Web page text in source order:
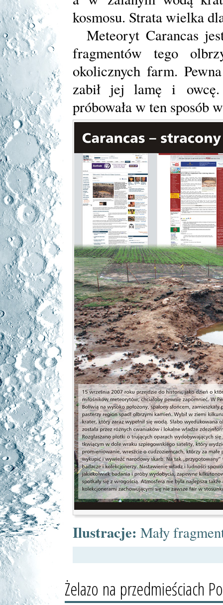
kosmosu. Strata wielka
Meteoryt Carancas
fragmentów tego
okolicznych farm.
zabił jej lamę i
próbowała w ten sposób
Ilustracje: Mały
Żelazo na przedmieściach